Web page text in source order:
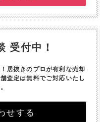
受付中！
居抜きのプロが有利な売却
査定は無料でご対応いたし
せする